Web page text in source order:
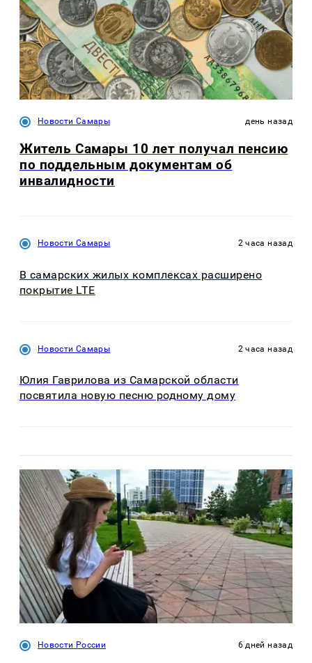
Новости Самары день назад
Житель Самары 10 лет получал пенсию
по поддельным документам об
инвалидности
Новости Самары 2 часа назад
В самарских жилых комплексах расширено
покрытие LTE
Новости Самары 2 часа назад
Юлия Гаврилова из Самарской области
посвятила новую песню родному дому
Новости России 6 дней назад